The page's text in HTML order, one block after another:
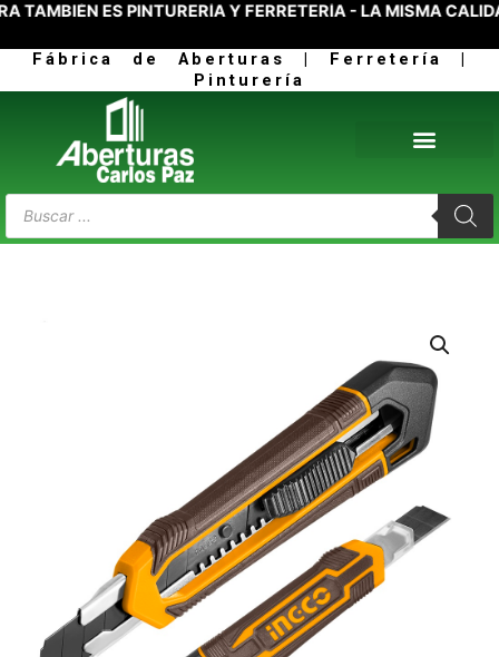
Ir
contenido
ES PINTURERÍA Y FERRETERÍA - LA MISMA
Fábrica de Aberturas | Ferretería |
Pinturería
Products
search